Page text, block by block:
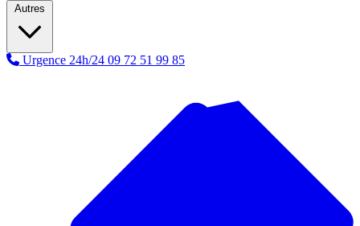
Autres
Urgence 24h/24 09 72 51 99 85